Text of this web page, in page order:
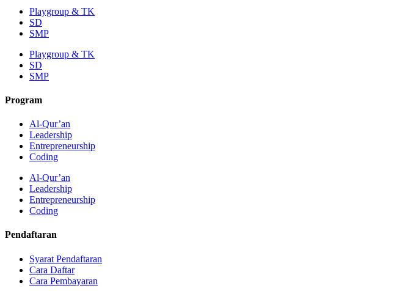
Playgroup & TK
SD
SMP
Playgroup & TK
SD
SMP
Program
Al-Qur’an
Leadership
Entrepreneurship
Coding
Al-Qur’an
Leadership
Entrepreneurship
Coding
Pendaftaran
Syarat Pendaftaran
Cara Daftar
Cara Pembayaran